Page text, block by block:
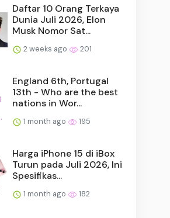
Daftar 10 Orang Terkaya
Dunia Juli 2026, Elon
Musk Nomor Sat...
2 weeks ago 201
England 6th, Portugal
13th - Who are the best
nations in Wor...
1 month ago 195
Harga iPhone 15 di iBox
Turun pada Juli 2026, Ini
Spesifikas...
1 month ago 182